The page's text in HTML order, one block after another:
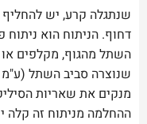
שנתגלה קרע, יש
דחוף. הניתוח הוא ניתוח
השתל מהגוף, מקלפים
שנוצרה סביב השתל
מנקים את שאריות
ההחלמה מניתוח זה קלה